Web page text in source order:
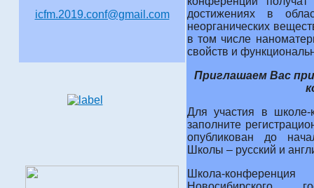
icfm.2019.conf@gmail.com
достижениях в
неорганических
в том числе
свойств и
Приглашаем Вас
Для участия в школе-
заполните
опубликован до
Школы – русский и
Школа-